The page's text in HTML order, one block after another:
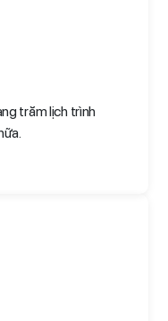
trăm lịch trình